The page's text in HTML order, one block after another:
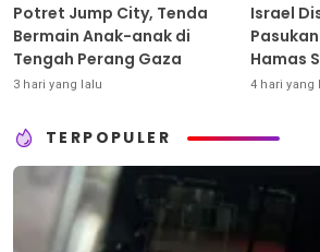
Potret Jump City, Tenda
Bermain Anak-anak di
Tengah Perang Gaza
3 hari yang lalu
Israel
Hamas
Senjata
4 hari yang
TERPOPULER